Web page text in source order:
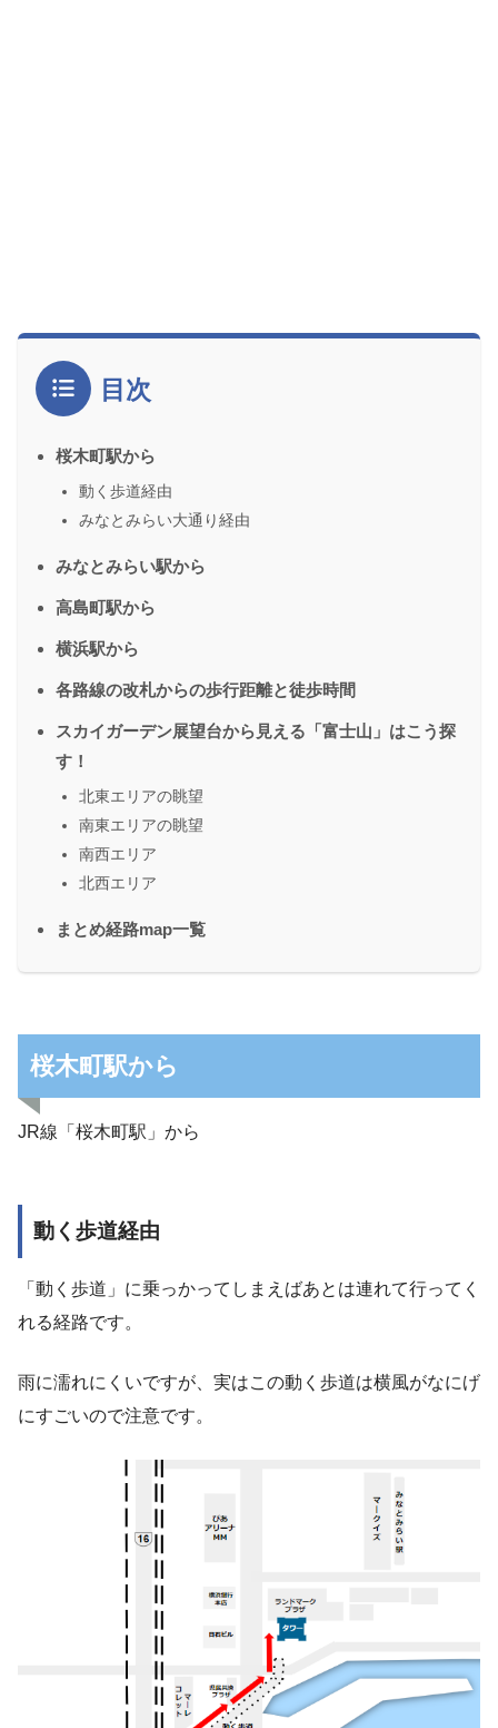
目次
桜木町駅から
動く歩道経由
みなとみらい大通り経由
みなとみらい駅から
高島町駅から
横浜駅から
各路線の改札からの歩行距離と徒歩時間
スカイガーデン展望台から見える「富士山」はこう探
す！
北東エリアの眺望
南東エリアの眺望
南西エリア
北西エリア
まとめ経路map一覧
桜木町駅から
JR線「桜木町駅」から
動く歩道経由
「動く歩道」に乗っかってしまえばあとは連れて行ってく
れる経路です。
雨に濡れにくいですが、実はこの動く歩道は横風がなにげ
にすごいので注意です。